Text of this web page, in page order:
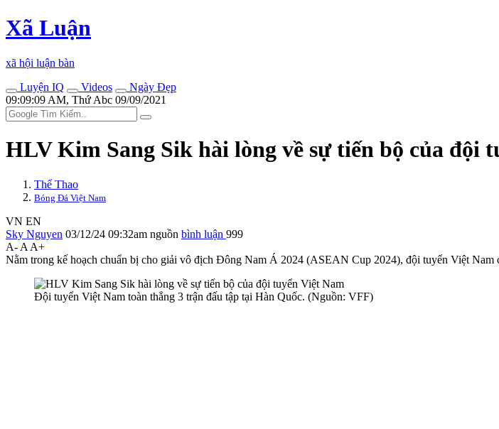
Xã Luận
xã hội luận bàn
Luyện IQ
Videos
Ngày Đẹp
09:09:09 AM, Thứ Abc 09/09/2021
HLV Kim Sang Sik hài lòng về sự tiến bộ của đội
Thể Thao
Bóng Đá Việt Nam
VN EN
Sky Nguyen 03/12/24 09:32am nguồn bình luận 999
A- A A+
Nằm trong kế hoạch chuẩn bị cho giải vô địch Đông Nam Á 2024 (ASEAN Cup 2024), đội tuyển Việt Nam
Đội tuyển Việt Nam toàn thắng 3 trận đấu tập tại Hàn Quốc. (Nguồn: VFF)